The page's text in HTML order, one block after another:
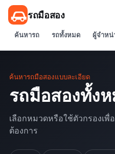
รถมือสอง
ค้นหารถ รถทั้งหมด ผู้จำหน่
ค้นหารถมือสองแบบละเอียด
รถมือสองทั้ง
เลือกหมวดหรือใช้ตัวกรองเ
ต้องการ